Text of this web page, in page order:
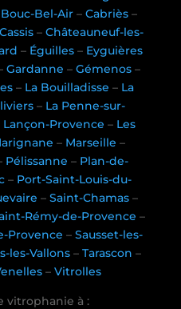
Bouc-Bel-Air –Cabriès –
Cassis– Châteauneuf-les-
– Éguilles – Eyguières
Gardanne – Gémenos–
– La Bouilladisse – La
– La Penne-sur-
Lançon-Provence – Les
– Marseille –
Pélissanne – Plan-de-
– Port-Saint-Louis-du-
–Saint-Chamas –
Rémy-de-Provence –
Provence –Sausset-les-
les-Vallons– Tarascon –
– Vitrolles
vitrophanie à :